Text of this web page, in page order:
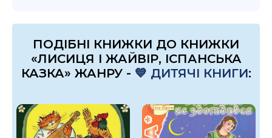
ПОДІБНІ КНИЖКИ ДО КНИЖКИ
«ЛИСИЦЯ І ЖАЙВІР, ІСПАНСЬКА
КАЗКА» ЖАНРУ - 💙 ДИТЯЧІ КНИГИ: